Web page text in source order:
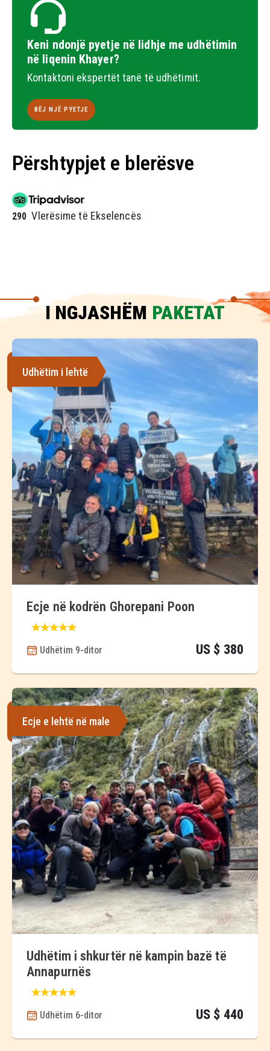
Keni ndonjë pyetje në lidhje me udhëtimin
në liqenin Khayer?
Kontaktoni ekspertët tanë të udhëtimit.
BËJ NJË PYETJE
Përshtypjet e blerësve
290 Vlerësime të Ekselencës
I NGJASHËM PAKETAT
Ecje në kodrën Ghorepani Poon
Udhëtim 9-ditor US $ 380
Udhëtim i lehtë
Udhëtim i shkurtër në kampin bazë të
Annapurnës
Udhëtim 6-ditor US $ 440
Ecje e lehtë në male